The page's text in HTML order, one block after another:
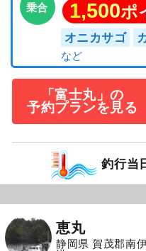
乗合 1,500ポ
オニカサゴ
「富士丸」の
予約プランを見る
釣行当
恵丸
静岡県 賀茂郡南